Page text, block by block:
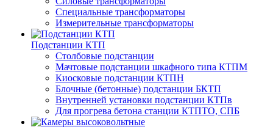
Специальные трансформаторы
Измерительные трансформаторы
Подстанции КТП
Столбовые подстанции
Мачтовые подстанции шкафного типа КТПМ
Киосковые подстанции КТПН
Блочные (бетонные) подстанции БКТП
Внутренней установки подстанции КТПв
Для прогрева бетона станции КТПТО, СПБ